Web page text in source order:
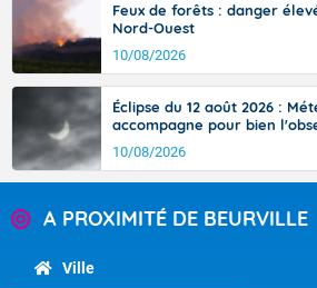
Feux de forêts : danger
Nord-Ouest
10/08/2026
Éclipse du 12 août 2026 :
accompagne pour bien
10/08/2026
A PROXIMITÉ DE BEURVILLE
Ville